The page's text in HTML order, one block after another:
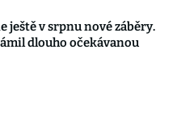
ještě v srpnu nové záběry.
dlouho očekávanou